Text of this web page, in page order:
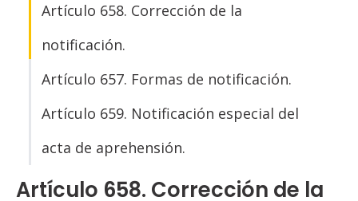
Artículo 658. Corrección de la
notificación.
Artículo 657. Formas de notificación.
Artículo 659. Notificación especial del
acta de aprehensión.
Artículo 658. Corrección de la